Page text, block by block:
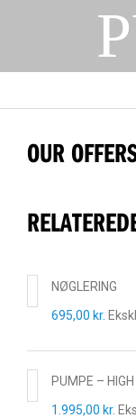
OUR
NØGLERING
695,00 kr.
PUMPE –
1.995,00 kr.